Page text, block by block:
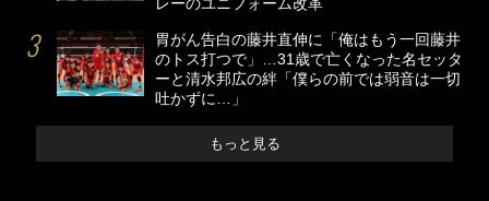
レーのユニフォーム改革
胃がん告白の藤井直伸に「俺はもう一回藤井
のトス打つで」…31歳で亡くなった名セッタ
ーと清水邦広の絆「僕らの前では弱音は一切
吐かずに…」
もっと見る